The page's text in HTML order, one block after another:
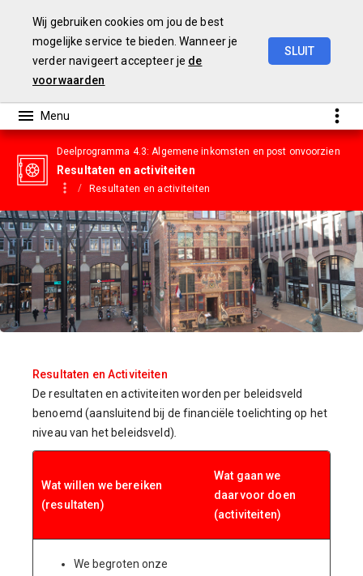
Wij gebruiken cookies om jou de best
mogelijke service te bieden. Wanneer je
verder navigeert accepteer je de
voorwaarden
SLUIT
Deelprogramma 4.3: Algemene inkomsten en post onvoorzien
Resultaten en activiteiten
Resultaten en activiteiten
Resultaten en Activiteiten
De resultaten en activiteiten worden per beleidsveld
benoemd (aansluitend bij de financiële toelichting op het
niveau van het beleidsveld)
Wat willen we bereiken
(resultaten)
Wat gaan we
daarvoor doen
(activiteiten)
We begroten onze